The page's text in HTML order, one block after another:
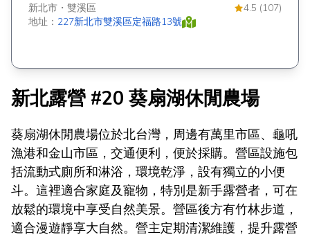
新北市 ・ 雙溪區
4.5 (107)
地址： 227新北市雙溪區定福路13號
新北露營 #20 葵扇湖休閒農場
葵扇湖休閒農場位於北台灣，周邊有萬里市區、龜吼
漁港和金山市區，交通便利，便於採購。營區設施包
括流動式廁所和淋浴，環境乾淨，設有獨立的小便
斗。這裡適合家庭及寵物，特別是新手露營者，可在
放鬆的環境中享受自然美景。營區後方有竹林步道，
適合漫遊靜享大自然。營主定期清潔維護，提升露營